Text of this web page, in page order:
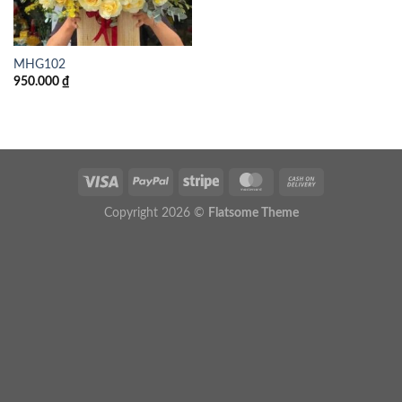
MHG102
950.000 ₫
Copyright 2026 © Flatsome Theme